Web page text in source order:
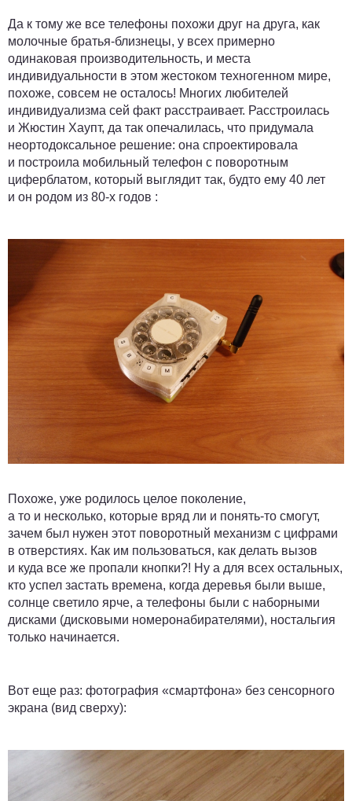
Да к тому же все телефоны похожи друг на друга, как
молочные братья-близнецы, у всех примерно
одинаковая производительность, и места
индивидуальности в этом жестоком техногенном мире,
похоже, совсем не осталось! Многих любителей
индивидуализма сей факт расстраивает. Расстроилась
и Жюстин Хаупт, да так опечалилась, что придумала
неортодоксальное решение: она спроектировала
и построила мобильный телефон с поворотным
циферблатом, который выглядит так, будто ему 40 лет
и он родом из 80-х годов :
Похоже, уже родилось целое поколение,
а то и несколько, которые вряд ли и понять-то смогут,
зачем был нужен этот поворотный механизм с цифрами
в отверстиях. Как им пользоваться, как делать вызов
и куда все же пропали кнопки?! Ну а для всех остальных,
кто успел застать времена, когда деревья были выше,
солнце светило ярче, а телефоны были с наборными
дисками (дисковыми номеронабирателями), ностальгия
только начинается.
Вот еще раз: фотография «смартфона» без сенсорного
экрана (вид сверху):